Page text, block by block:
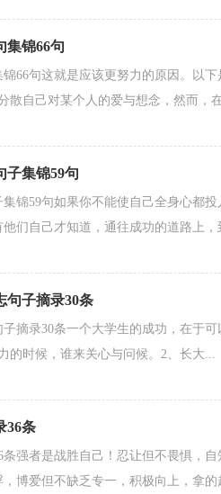
集锦66句
锦66句这就是应该更努力的原因。以
散自己对某个人的爱与想念，然而，
子集锦59句
集锦59句如果你不能使自己全身心都
们自己才知道，通往成功的道路上，
句子摘录30条
子摘录30条一个大学生的成功，在于
的时候，谁来关心与问候。2、长大...
36条
条强者是战胜自己！忍让但不畏惧，
博爱但不缺乏专一，积极向上，拿